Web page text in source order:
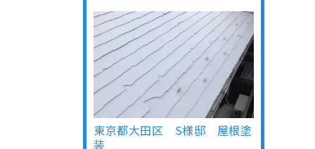
東京都大田区 S様邸 屋根塗
装